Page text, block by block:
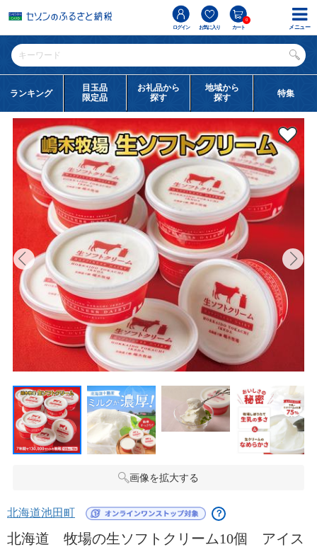
ログイン お気に入り カート
0
ランキング
目玉品
限定品
お礼品から
探す
地域から
探す
特集
画像を拡大する
北海道池田町 ？
北海道 牧場の生ソフトクリーム10個 アイス
メニュー